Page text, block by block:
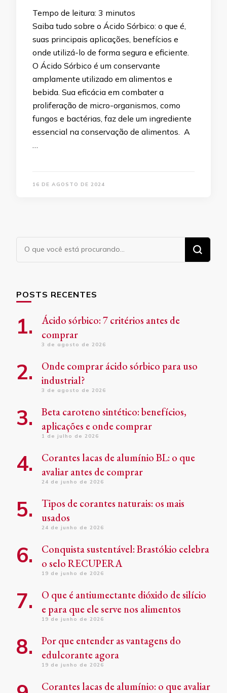
Tempo de leitura: 3 minutos
Saiba tudo sobre o Ácido Sórbico: o que é,
suas principais aplicações, benefícios e
onde utilizá-lo de forma segura e eficiente.
O Ácido Sórbico é um conservante
amplamente utilizado em alimentos e
bebida. Sua eficácia em combater a
proliferação de micro-organismos, como
fungos e bactérias, faz dele um ingrediente
essencial na conservação de alimentos. A
…
16 DE AGOSTO DE 2024
Procurando
algo?
POSTS RECENTES
Ácido sórbico: 7 critérios antes de
comprar
3 de agosto de 2026
Onde comprar ácido sórbico para uso
industrial?
3 de agosto de 2026
Beta caroteno sintético: benefícios,
aplicações e onde comprar
1 de julho de 2026
Corantes lacas de alumínio BL: o que
avaliar antes de comprar
24 de junho de 2026
Tipos de corantes naturais: os mais
usados
24 de junho de 2026
Conquista sustentável: Brastókio celebra
o selo RECUPERA
19 de junho de 2026
O que é antiumectante dióxido de silício
e para que ele serve nos alimentos
19 de junho de 2026
Por que entender as vantagens do
edulcorante agora
19 de junho de 2026
Corantes lacas de alumínio: o que avaliar